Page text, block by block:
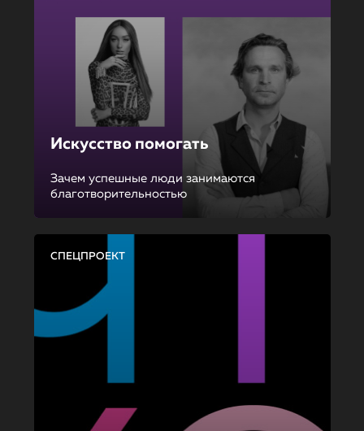
Искусство помогать
Зачем успешные люди занимаются
благотворительностью
СПЕЦПРОЕКТ